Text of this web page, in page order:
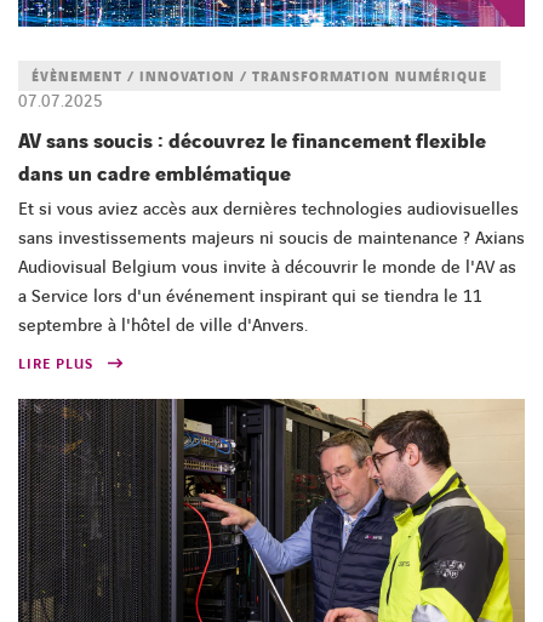
07.07.2025
ÉVÈNEMENT / INNOVATION / TRANSFORMATION NUMÉRIQUE
AV sans soucis : découvrez le financement flexible
dans un cadre emblématique
Et si vous aviez accès aux dernières technologies audiovisuelles
sans investissements majeurs ni soucis de maintenance ? Axians
Audiovisual Belgium vous invite à découvrir le monde de l'AV as
a Service lors d'un événement inspirant qui se tiendra le 11
septembre à l'hôtel de ville d'Anvers.
LIRE PLUS